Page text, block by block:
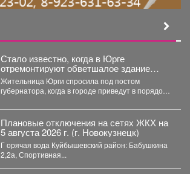
Стало известно, когда в Юрге
отремонтируют обветшалое здание
ЗАГСа
Жительница Юрги спросила под постом
губернатора, когда в городе приведут в порядок
Плановые отключения на сетях ЖКХ на
5 августа 2026 г. (г. Новокузнецк)
Г орячая вода Куйбышевский район: Бабушкина
2,2а, Спортивная...